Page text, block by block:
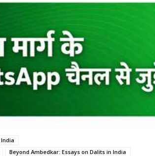
Beyond Ambedkar: Essays on Dalits in India